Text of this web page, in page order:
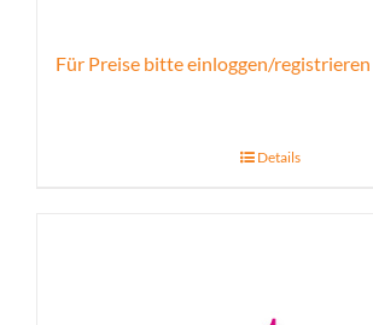
Für Preise bitte einloggen/registrieren
Details